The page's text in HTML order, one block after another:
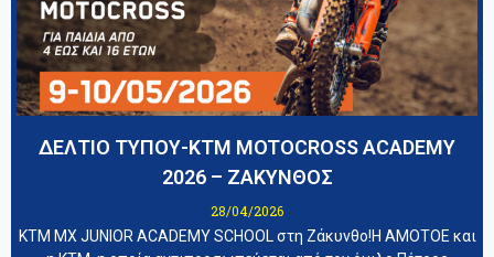
ΔΕΛΤΙΟ ΤΥΠΟΥ-KTM MOTOCROSS ACADEMY
2026 – ΖΑΚΥΝΘΟΣ
28/04/2026
KTM MX JUNIOR ACADEMY SCHOOL στη Ζάκυνθο!Η ΑΜΟΤΟΕ και